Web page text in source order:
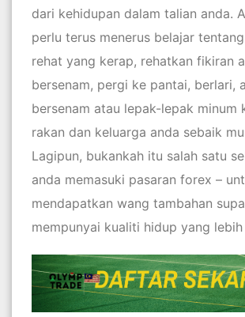
dari kehidupan dalam talian anda.
perlu terus menerus belajar
rehat yang kerap, rehatkan fikiran
bersenam, pergi ke pantai, berlari,
bersenam atau lepak-lepak minum
rakan dan keluarga anda sebaik
Lagipun, bukankah itu salah satu
anda memasuki pasaran forex –
mendapatkan wang tambahan
mempunyai kualiti hidup yang